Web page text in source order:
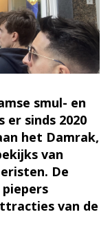
smul- en
sinds 2020
het Damrak,
van
De
van de